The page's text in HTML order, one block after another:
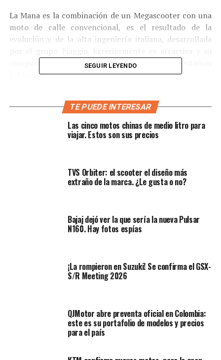
La Mana es la combinación de un Megascooter con una
moto de calle convencional, es el resultado de la
evolución y de la alta ingeniería italiana, desarrollada
comportamiento asombra, veamos de qué estamos
hablando.
una potencia máxima declarada de 76 CV a 8000 rpm,
alimentado por inyección electrónica (multipoint) que
cambios al interior del mismo, apoyado por una
trasmisión secundaria de cadena pero con una gran
novedad, no hay manigueta de embrague y cuenta con
SEGUIR LEYENDO
TE PUEDE INTERESAR
Las cinco motos chinas de medio litro para
viajar. Estos son sus precios
TVS Orbiter: el scooter el diseño más
extraño de la marca. ¿Le gusta o no?
Bajaj dejó ver la que sería la nueva Pulsar
N160. Hay fotos espías
¡La rompieron en Suzuki! Se confirma el GSX-
S/R Meeting 2026
QJMotor abre preventa oficial en Colombia:
este es su portafolio de modelos y precios
para el país